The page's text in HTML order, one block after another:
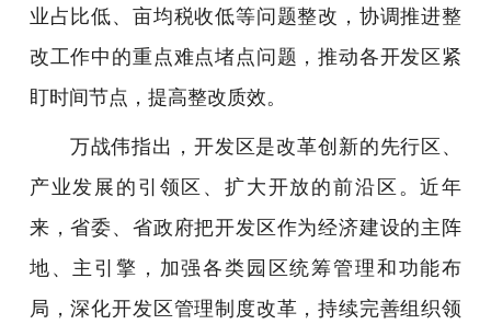
业占比低、亩均税收低等问题整改，协调推进整
改工作中的重点难点堵点问题，推动各开发区紧
盯时间节点，提高整改质效。
万战伟指出，开发区是改革创新的先行区、
产业发展的引领区、扩大开放的前沿区。近年
来，省委、省政府把开发区作为经济建设的主阵
地、主引擎，加强各类园区统筹管理和功能布
局，深化开发区管理制度改革，持续完善组织领